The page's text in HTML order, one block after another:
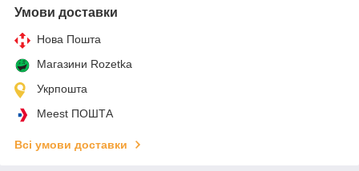
Умови доставки
Нова Пошта
Магазини Rozetka
Укрпошта
Meest ПОШТА
Всі умови доставки